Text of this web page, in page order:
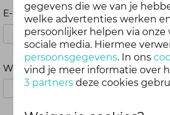
E-mailadres
Wachtwoord
gegevens die we van je
welke advertenties werken
persoonlijker helpen via onze
sociale media. Hiermee
persoonsgegevens. In ons
vind je meer informatie over
3 partners deze cookies